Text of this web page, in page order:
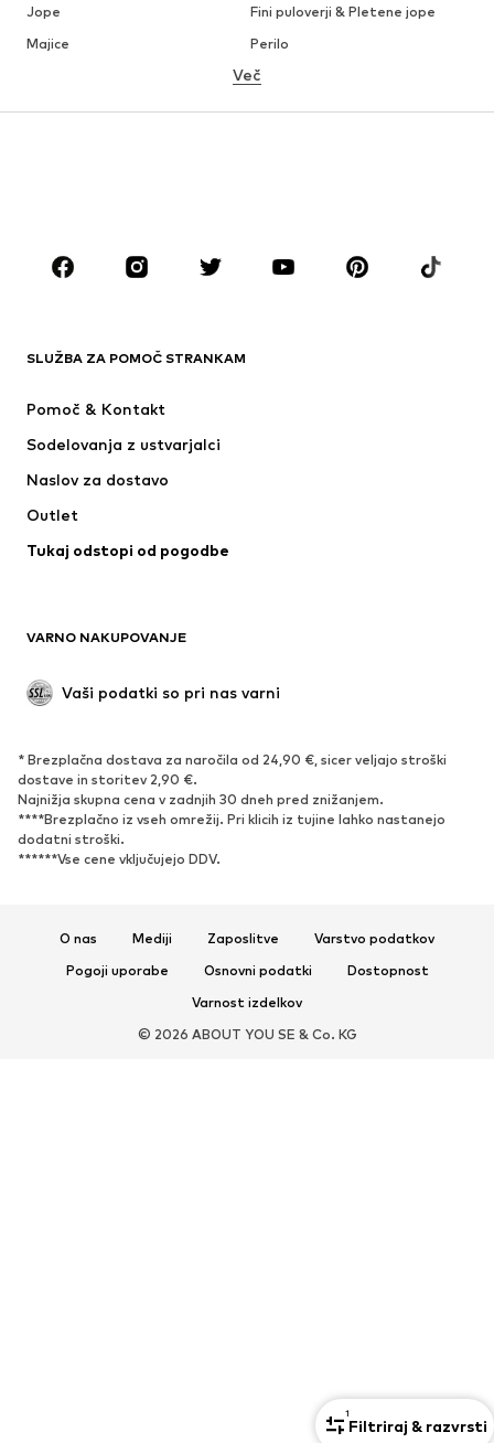
1
Filtriraj & razvrsti
Jope
Fini puloverji & Pletene jope
Majice
Perilo
Srajce
Plašči
Obleke & Suknjiči
OBLAČILA
Jakne
Obleke & Suknjiči
Kopalke & Kopalna moda
Priložnosti
'Upcycling'
Novo
Nizki škornji & Škornji
Nizki čevlji
ŠPORT
Športna oblačila
Športni čevlji
DODATKI
Perilo & Kopalna moda
Športne trenirke
Več
SLUŽBA ZA POMOČ STRANKAM
Pomoč & Kontakt
Sodelovanja z ustvarjalci
Naslov za dostavo
Outlet
Tukaj odstopi od pogodbe
VARNO NAKUPOVANJE
Vaši podatki so pri nas varni
* Brezplačna dostava za naročila od 24,90 €, sicer veljajo stroški
dostave in storitev 2,90 €.
Najnižja skupna cena v zadnjih 30 dneh pred znižanjem.
****Brezplačno iz vseh omrežij. Pri klicih iz tujine lahko nastanejo
dodatni stroški.
******Vse cene vključujejo DDV.
O nas Mediji Zaposlitve
Varstvo podatkov
Pogoji uporabe
Osnovni podatki
Dostopnost
Varnost izdelkov
© 2026 ABOUT YOU SE & Co. KG